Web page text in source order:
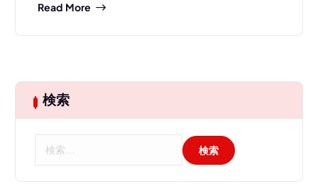
Read More
検索